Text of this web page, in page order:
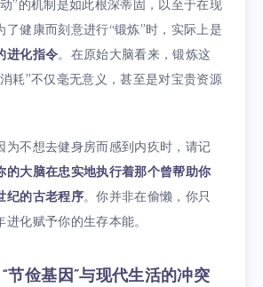
”的机制是如此根深蒂固，以至于在现
了健康而刻意进行“锻炼”时，实际上是
进化指令。在原始大脑看来，锻炼这
耗”不仅毫无意义，甚至是对宝贵资源
为不想去健身房而感到内疚时，请记
的大脑在忠实地执行着那个曾帮助你
纪的古老程序。你并非在偷懒，你只
化赋予你的生存本能。
节俭基因”与现代生活的冲突